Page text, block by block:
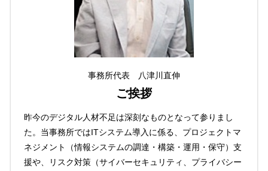
事務所代表 八津川直伸
ご挨拶
昨今のデジタル人材不足は深刻なものとなって参りまし
た。当事務所ではITシステム導入に係る、プロジェクトマ
ネジメント（情報システムの調達・構築・運用・保守）支
援や、リスク対策（サイバーセキュリティ、プライバシー